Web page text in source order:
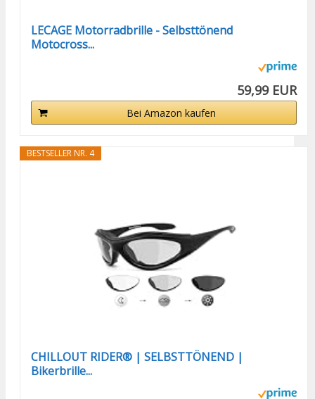
LECAGE Motorradbrille - Selbsttönend
Motocross...
59,99 EUR
Bei Amazon kaufen
BESTSELLER NR. 4
CHILLOUT RIDER® | SELBSTTÖNEND |
Bikerbrille...